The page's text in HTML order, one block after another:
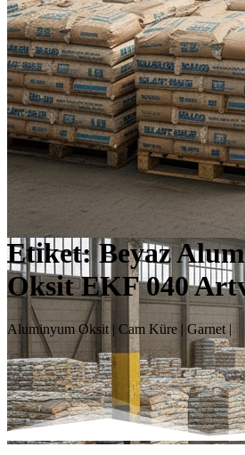
Etiket:Beyaz
Oksit EKF 040
Aluminyum Oksit | Cam Küre | Garnet |